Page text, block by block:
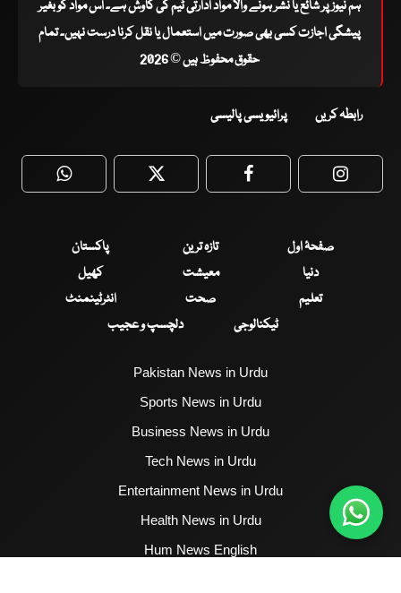
ہم نیوز پر شائع یا نشر ہونے والا مواد ادارتی ٹیم کی کاوش ہے۔ اس مواد کو بغیر
پیشگی اجازت کسی بھی صورت میں استعمال یا نقل کرنا درست نہیں۔ تمام
حقوق محفوظ ہیں © 2026
رابطہ کریں پرائیویسی پالیسی
WhatsApp Twitter Facebook
صفحۂ اول تازہ ترین
پاکستان
دنیا
معیشت
کھیل
تعلیم
صحت
انٹرٹینمنٹ
ٹیکنالوجی
دلچسپ و عجیب
Pakistan News in Urdu
Sports News in Urdu
Business News in Urdu
Tech News in Urdu
Entertainment News in Urdu
Health News in Urdu
Hum News English